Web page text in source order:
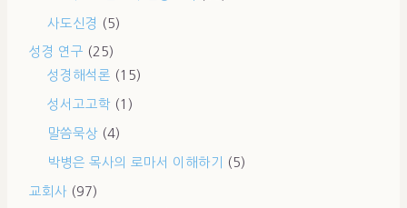
사도신경 (5)
성경 연구 (25)
성경해석론 (15)
성서고고학 (1)
말씀묵상 (4)
박병은 목사의 로마서 이해하기 (5)
교회사 (97)